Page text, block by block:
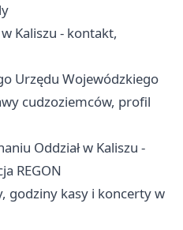
Kaliszu - kontakt,
Urzędu Wojewódzkiego
cudzoziemców, profil
Oddział w Kaliszu -
REGON
godziny kasy i koncerty w